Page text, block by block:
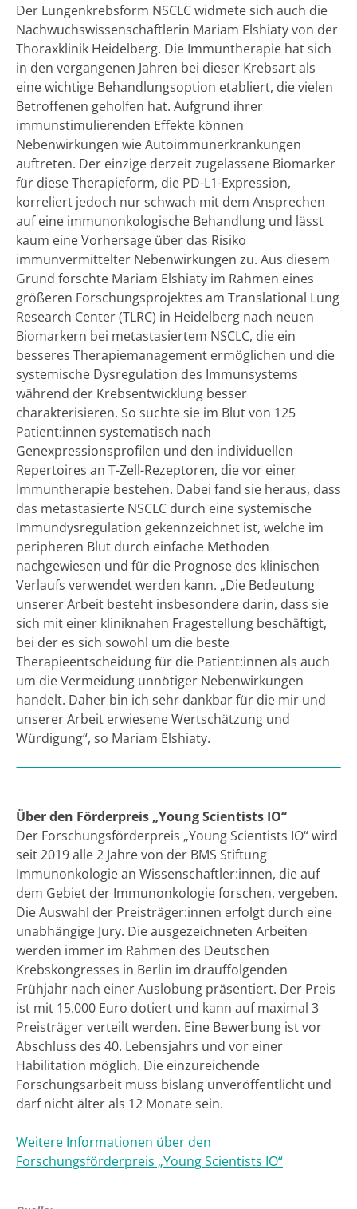
Der Lungenkrebsform NSCLC widmete sich auch die
Nachwuchswissenschaftlerin Mariam Elshiaty von der
Thoraxklinik Heidelberg. Die Immuntherapie hat sich
in den vergangenen Jahren bei dieser Krebsart als
eine wichtige Behandlungsoption etabliert, die vielen
Betroffenen geholfen hat. Aufgrund ihrer
immunstimulierenden Effekte können
Nebenwirkungen wie Autoimmunerkrankungen
auftreten. Der einzige derzeit zugelassene Biomarker
für diese Therapieform, die PD-L1-Expression,
korreliert jedoch nur schwach mit dem Ansprechen
auf eine immunonkologische Behandlung und lässt
kaum eine Vorhersage über das Risiko
immunvermittelter Nebenwirkungen zu. Aus diesem
Grund forschte Mariam Elshiaty im Rahmen eines
größeren Forschungsprojektes am Translational Lung
Research Center (TLRC) in Heidelberg nach neuen
Biomarkern bei metastasiertem NSCLC, die ein
besseres Therapiemanagement ermöglichen und die
systemische Dysregulation des Immunsystems
während der Krebsentwicklung besser
charakterisieren. So suchte sie im Blut von 125
Patient:innen systematisch nach
Genexpressionsprofilen und den individuellen
Repertoires an T-Zell-Rezeptoren, die vor einer
Immuntherapie bestehen. Dabei fand sie heraus, dass
das metastasierte NSCLC durch eine systemische
Immundysregulation gekennzeichnet ist, welche im
peripheren Blut durch einfache Methoden
nachgewiesen und für die Prognose des klinischen
Verlaufs verwendet werden kann. „Die Bedeutung
unserer Arbeit besteht insbesondere darin, dass sie
sich mit einer kliniknahen Fragestellung beschäftigt,
bei der es sich sowohl um die beste
Therapieentscheidung für die Patient:innen als auch
um die Vermeidung unnötiger Nebenwirkungen
handelt. Daher bin ich sehr dankbar für die mir und
unserer Arbeit erwiesene Wertschätzung und
Würdigung“, so Mariam Elshiaty.
Über den Förderpreis „Young Scientists IO“
Der Forschungsförderpreis „Young Scientists IO“ wird
seit 2019 alle 2 Jahre von der BMS Stiftung
Immunonkologie an Wissenschaftler:innen, die auf
dem Gebiet der Immunonkologie forschen, vergeben.
Die Auswahl der Preisträger:innen erfolgt durch eine
unabhängige Jury. Die ausgezeichneten Arbeiten
werden immer im Rahmen des Deutschen
Krebskongresses in Berlin im drauffolgenden
Frühjahr nach einer Auslobung präsentiert. Der Preis
ist mit 15.000 Euro dotiert und kann auf maximal 3
Preisträger verteilt werden. Eine Bewerbung ist vor
Abschluss des 40. Lebensjahrs und vor einer
Habilitation möglich. Die einzureichende
Forschungsarbeit muss bislang unveröffentlicht und
darf nicht älter als 12 Monate sein.
Weitere Informationen über den
Forschungsförderpreis „Young Scientists IO“